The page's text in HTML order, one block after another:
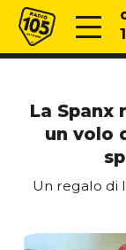
Vai al contenuto
Radio 105
La Spanx
un volo
Un regalo di